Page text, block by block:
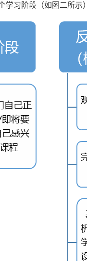
学习阶段（如图二所示）